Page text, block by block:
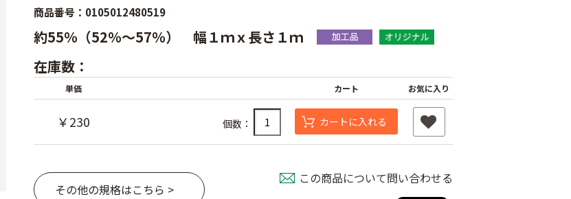
蝶型パンチ
￥3,480
オリジナル折畳遮光
ネット黒 幅6ｍ
べたがけ一発 200m
￥6,680
遮光ネットチタンホ
ワイト 幅6m
￥39,800
商品番号：0105012480519
約55％（52％～57％） 幅１ｍｘ長さ１ｍ
在庫数：
単価 カート お気に入り
￥230 個数： カートに入れる
その他の規格はこちら >
この商品について問い合わせる